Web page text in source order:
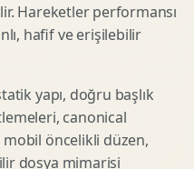
Hareketler performansı
hafif ve erişilebilir
yapı, doğru başlık
canonical
öncelikli düzen,
dosya mimarisi